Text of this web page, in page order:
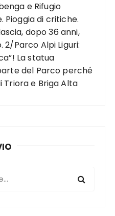
e Rifugio
Pioggia di critiche.
dopo 36 anni,
Parco Alpi Liguri:
La statua
del Parco perché
Triora e Briga Alta